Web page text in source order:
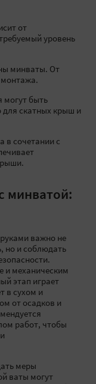
от
уровень
минваты. От
монтажа.
могут быть
для скатных крыш и
в сочетании с
минватой:
важно не
но и соблюдать
и механическим
этап играет
в сухом и
от осадков и
работ, чтобы
меры
ваты могут